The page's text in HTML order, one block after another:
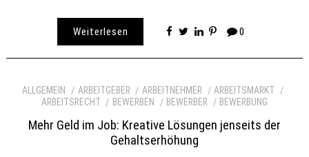
Weiterlesen 0
ALLGEMEIN ARBEITGEBER ARBEITNEHMER
ARBEITSMARKT
ARBEITSRECHT
BEWERBEN BEWERBER BEWERBUNG
Mehr Geld im Job: Kreative Lösungen jenseits der
Gehaltserhöhung